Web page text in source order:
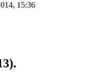
15:36